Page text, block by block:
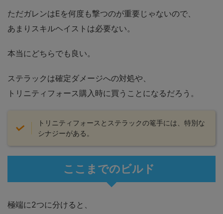
ただガレンはEを何度も撃つのが重要じゃないので、
あまりスキルヘイストは必要ない。
本当にどちらでも良い。
ステラックは確定ダメージへの対処や、
トリニティフォース購入時に買うことになるだろう。
トリニティフォースとステラックの篭手には、特別な
シナジーがある。
ここまでのビルド
極端に2つに分けると、